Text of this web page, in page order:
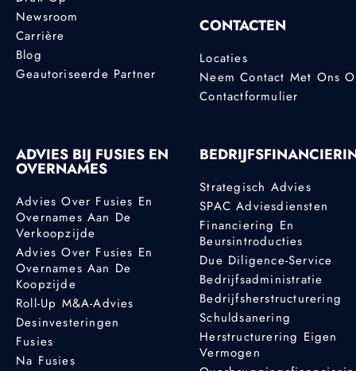
Newsroom
Carrière
Blog
Geautoriseerde Partner
CONTACTEN
Locaties
Neem Contact Met Ons
Contactformulier
ADVIES BIJ FUSIES EN
OVERNAMES
Advies Over Fusies En
Overnames Aan De
Verkoopzijde
Advies Over Fusies En
Overnames Aan De
Koopzijde
Roll-Up M&A-Advies
Desinvesteringen
Fusies
Na Fusies
Strategisch Advies
SPAC Adviesdiensten
Financiering En
Beursintroducties
Due Diligence-Service
Bedrijfsadministratie
Bedrijfsherstructurering
Schuldsanering
Herstructurering Eigen
Vermogen